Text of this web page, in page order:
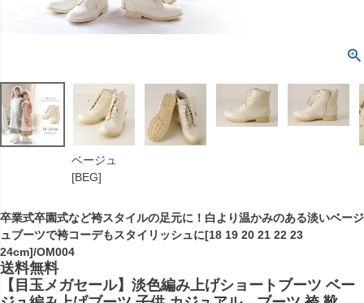
ベージュ
[BEG]
卒業式卒園式など袴スタイルの足元に！白より温かみのある淡いベージ
ュブーツで袴コーデもスタイリッシュに[18 19 20 21 22 23
24cm]/OM004
送料無料
【目玉メガセール】淡色編み上げショートブーツ ベー